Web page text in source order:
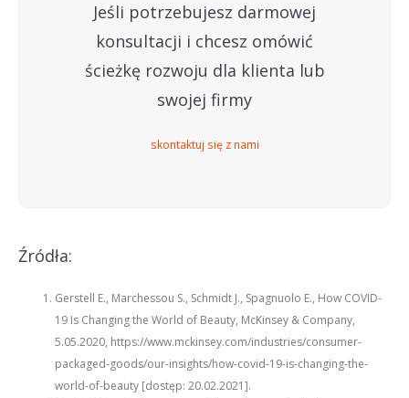
Jeśli potrzebujesz darmowej
konsultacji i chcesz omówić
ścieżkę rozwoju dla klienta lub
swojej firmy
skontaktuj się z nami
Źródła:
Gerstell E., Marchessou S., Schmidt J., Spagnuolo E., How COVID-
19 Is Changing the World of Beauty, McKinsey & Company,
5.05.2020, https://www.mckinsey.com/industries/consumer-
packaged-goods/our-insights/how-covid-19-is-changing-the-
world-of-beauty [dostęp: 20.02.2021].